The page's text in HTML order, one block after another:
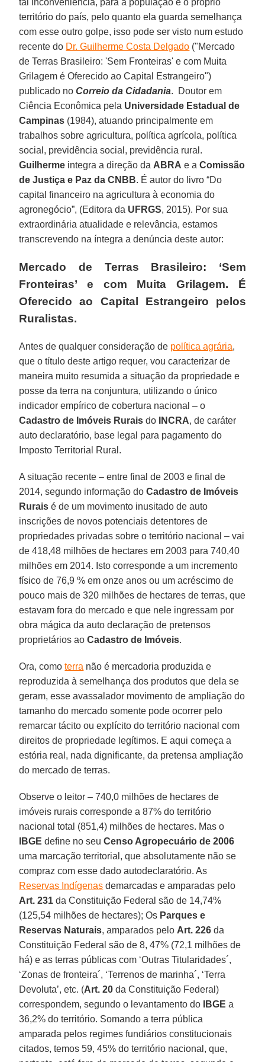
território do país, pelo quanto ela guarda semelhança
com esse outro golpe, isso pode ser visto num estudo
recente do Dr. Guilherme Costa Delgado ("Mercado
de Terras Brasileiro: 'Sem Fronteiras' e com Muita
Grilagem é Oferecido ao Capital Estrangeiro")
publicado noCorreio da Cidadania. Doutor em
Ciência Econômica pela Universidade Estadual de
Campinas (1984), atuando principalmente em
trabalhos sobre agricultura, política agrícola, política
social, previdência social, previdência rural.
Guilherme integra a direção da ABRA e aComissão
de Justiça e Paz da CNBB. É autor do livro “Do
capital financeiro na agricultura à economia do
agronegócio”, (Editora da UFRGS, 2015). Por sua
extraordinária atualidade e relevância, estamos
transcrevendo na íntegra a denúncia deste autor:
Mercado de Terras Brasileiro: ‘Sem
Fronteiras’ e com Muita Grilagem. É
Oferecido ao Capital Estrangeiro pelos
Ruralistas.
Antes de qualquer consideração de política agrária,
que o título deste artigo requer, vou caracterizar de
maneira muito resumida a situação da propriedade e
posse da terra na conjuntura, utilizando o único
indicador empírico de cobertura nacional – o
Cadastro de Imóveis Rurais do INCRA, de caráter
auto declaratório, base legal para pagamento do
Imposto Territorial Rural.
A situação recente – entre final de 2003 e final de
2014, segundo informação doCadastro de Imóveis
Rurais é de um movimento inusitado de auto
inscrições de novos potenciais detentores de
propriedades privadas sobre o território nacional – vai
de 418,48 milhões de hectares em 2003 para 740,40
milhões em 2014. Isto corresponde a um incremento
físico de 76,9 % em onze anos ou um acréscimo de
pouco mais de 320 milhões de hectares de terras, que
estavam fora do mercado e que nele ingressam por
obra mágica da auto declaração de pretensos
proprietários aoCadastro de Imóveis.
Ora, comoterra não é mercadoria produzida e
reproduzida à semelhança dos produtos que dela se
geram, esse avassalador movimento de ampliação do
tamanho do mercado somente pode ocorrer pelo
remarcar tácito ou explícito do território nacional com
direitos de propriedade legítimos. E aqui começa a
estória real, nada dignificante, da pretensa ampliação
do mercado de terras.
Observe o leitor – 740,0 milhões de hectares de
imóveis rurais corresponde a 87% do território
nacional total (851,4) milhões de hectares. Mas o
IBGE define no seuCenso Agropecuário de 2006
uma marcação territorial, que absolutamente não se
compraz com esse dado autodeclaratório. As
Reservas Indígenas demarcadas e amparadas pelo
Art. 231 da Constituição Federal são de 14,74%
(125,54 milhões de hectares); Os Parques e
Reservas Naturais, amparados pelo Art. 226 da
Constituição Federal são de 8, 47% (72,1 milhões de
há) e as terras públicas com ‘Outras Titularidades´,
‘Zonas de fronteira´, ‘Terrenos de marinha´, ‘Terra
Devoluta’, etc. (Art. 20 da Constituição Federal)
correspondem, segundo o levantamento do
IBGE a
36,2% do território. Somando a terra pública
amparada pelos regimes fundiários constitucionais
citados, temos 59, 45% do território nacional, que,